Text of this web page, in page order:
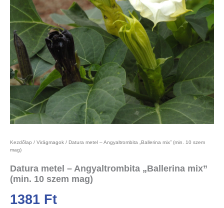
Kezdőlap / Virágmagok / Datura metel – Angyaltrombita „Ballerina mix” (min. 10 szem
mag)
Datura metel – Angyaltrombita „Ballerina mix”
(min. 10 szem mag)
1381 Ft